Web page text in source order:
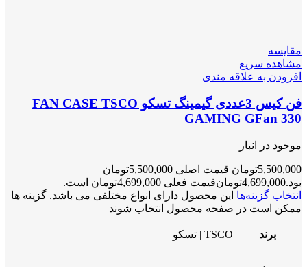
مقایسه
مشاهده سریع
افزودن به علاقه مندی
فن کیس 3عددی گیمینگ تسکو FAN CASE TSCO
GAMING GFan 330
موجود در انبار
5,500,000تومان
قیمت اصلی 5,500,000تومان
بود.4,699,000تومانقیمت فعلی 4,699,000تومان است.
انتخاب گزینه‌ها این محصول دارای انواع مختلفی می باشد. گزینه ها
ممکن است در صفحه محصول انتخاب شوند
برند TSCO | تسکو